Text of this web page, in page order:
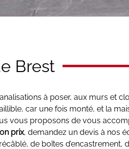
Brest
à poser, aux murs et
car une fois monté, et la
vous proposons de vous
prix, demandez un devis à nos
de boîtes d’encastrement,